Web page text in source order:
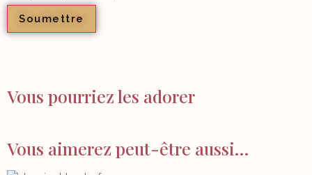
Vous pourriez les adorer
Vous aimerez peut-être aussi…